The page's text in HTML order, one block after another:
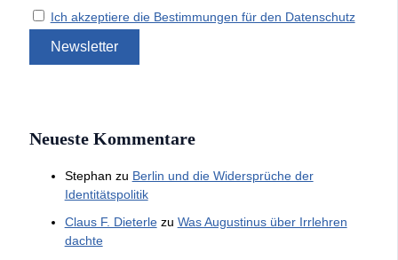
Ich akzeptiere die Bestimmungen für den Datenschutz
Neueste Kommentare
Stephan zu Berlin und die Widersprüche der
Identitätspolitik
Claus F. Dieterlezu Was Augustinus über Irrlehren
dachte